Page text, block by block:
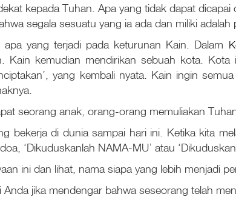
kepada Tuhan. Apa yang tidak dapat
segala sesuatu yang ia ada dan miliki adalah
apa yang terjadi pada keturunan Kain. Dalam
Kain kemudian mendirikan sebuah kota.
yang kembali nyata. Kain ingin
seorang anak, orang-orang memuliakan
bekerja di dunia sampai hari ini. Ketika kita
‘Dikuduskanlah NAMA-MU’ atau
ini dan lihat, nama siapa yang lebih menjadi
Anda jika mendengar bahwa seseorang telah